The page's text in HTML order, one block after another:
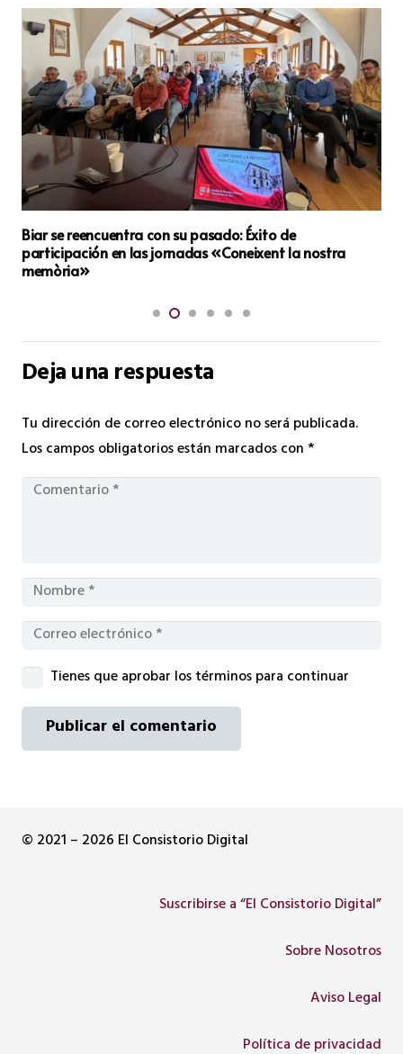
Sanidad Nombra a Francisco José Canals Nuevo Gerente
del Departamento de Salud de Elda
Deja una respuesta
Tu dirección de correo electrónico no será publicada.
Los campos obligatorios están marcados con*
Tienes que aprobar los términos para continuar
Publicar el comentario
© 2021 – 2026 El Consistorio Digital
Suscribirse a “El Consistorio Digital”
Sobre Nosotros
Aviso Legal
Política de privacidad